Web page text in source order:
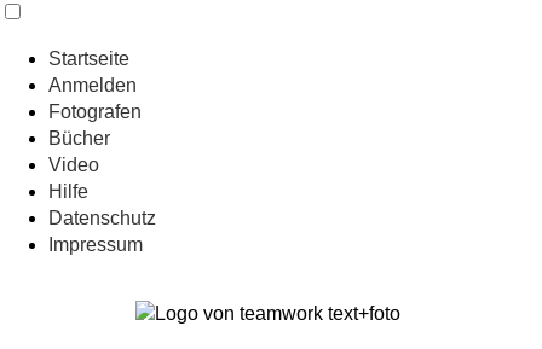
Startseite
Anmelden
Fotografen
Bücher
Video
Hilfe
Datenschutz
Impressum